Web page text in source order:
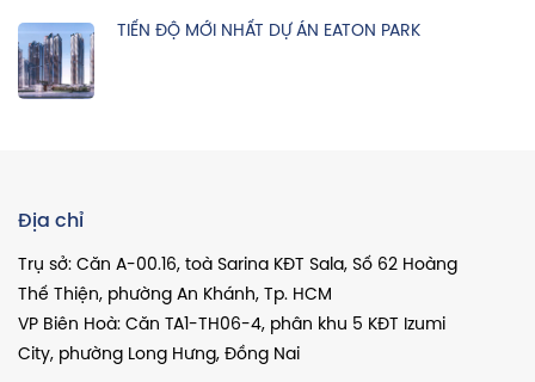
TIẾN ĐỘ MỚI NHẤT DỰ ÁN EATON PARK
Địa chỉ
Trụ sở: Căn A-00.16, toà Sarina KĐT Sala, Số 62 Hoàng
Thế Thiện, phường An Khánh, Tp. HCM
VP Biên Hoà: Căn TA1-TH06-4, phân khu 5 KĐT Izumi
City, phường Long Hưng, Đồng Nai